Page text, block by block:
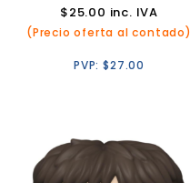
$25.00 inc. IVA
(Precio oferta al contado)
PVP:$27.00